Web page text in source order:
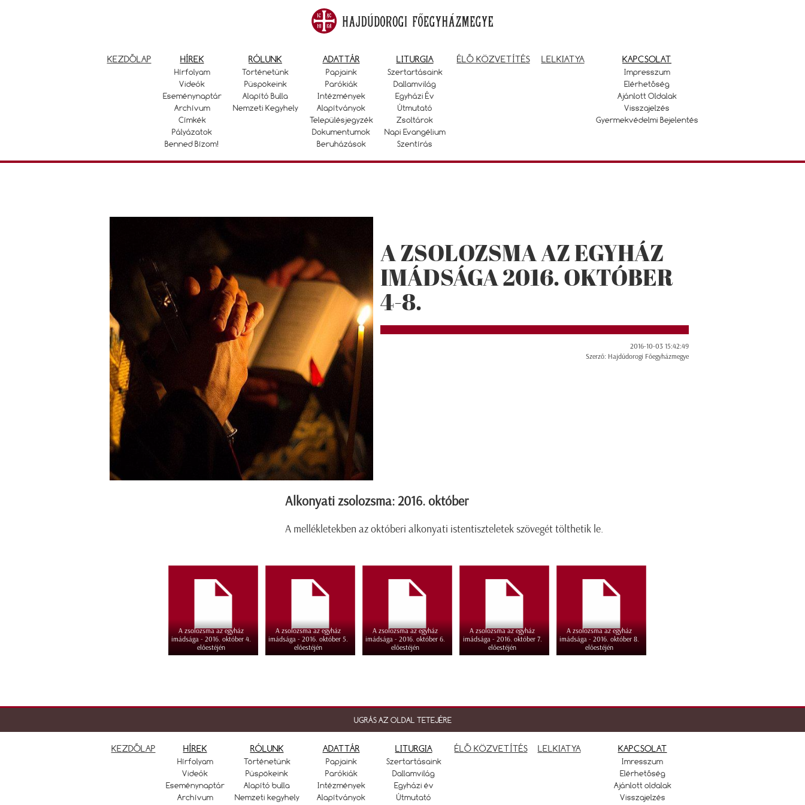
KEZDŐLAP HÍREK
Hírfolyam
Videók
Eseménynaptár
Archívum
Címkék
Pályázatok
Benned Bízom!
RÓLUNK
Történetünk
Püspökeink
Alapító Bulla
Nemzeti Kegyhely
ADATTÁR
Papjaink
Parókiák
Intézmények
Alapítványok
Településjegyzék
Dokumentumok
Beruházások
LITURGIA
Szertartásaink
Dallamvilág
Egyházi Év
Útmutató
Zsoltárok
Napi Evangélium
Szentírás
ÉLŐ KÖZVETÍTÉS LELKIATYA KAPCSOLAT
Impresszum
Elérhetőség
Ajánlott Oldalak
Visszajelzés
Gyermekvédelmi Bejelentés
A ZSOLOZSMA AZ EGYHÁZ
IMÁDSÁGA 2016. OKTÓBER
4-8.
2016-10-03 15:42:49
Szerző: Hajdúdorogi Főegyházmegye
Alkonyati zsolozsma: 2016. október
A mellékletekben az októberi alkonyati istentiszteletek szövegét tölthetik le.
A zsolozsma az egyház
imádsága - 2016. október 4.
előestéjén
A zsolozsma az egyház
imádsága - 2016. október 5.
előestéjén
A zsolozsma az egyház
imádsága - 2016. október 6.
előestéjén
A zsolozsma az egyház
imádsága - 2016. október 7.
előestéjén
A zsolozsma az egyház
imádsága - 2016. október 8.
előestéjén
UGRÁS AZ OLDAL TETEJÉRE
KEZDŐLAP HÍREK
Hírfolyam
Videók
Eseménynaptár
Archívum
RÓLUNK
Történetünk
Püspökeink
Alapító bulla
Nemzeti kegyhely
ADATTÁR
Papjaink
Parókiák
Intézmények
Alapítványok
LITURGIA
Szertartásaink
Dallamvilág
Egyházi év
Útmutató
ÉLŐ KÖZVETÍTÉS LELKIATYA KAPCSOLAT
Imresszum
Elérhetőség
Ajánlott oldalak
Visszajelzés